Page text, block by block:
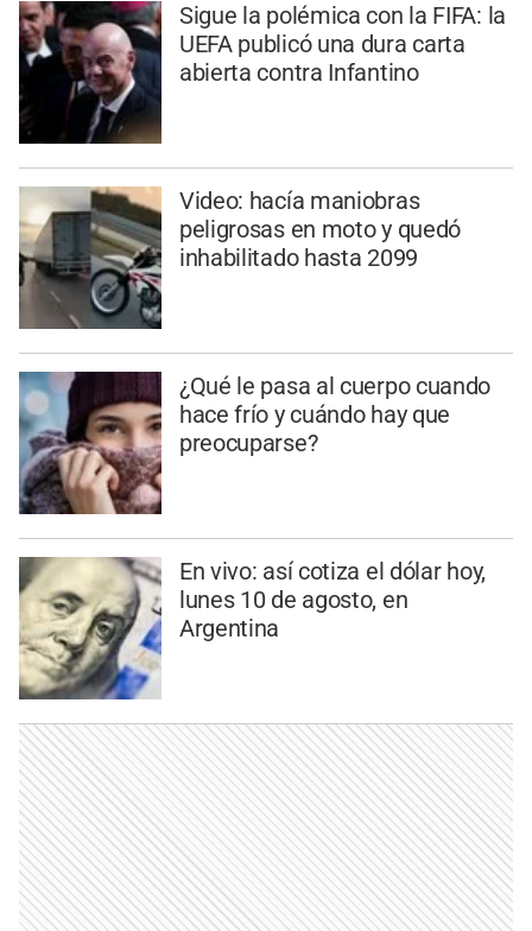
Sigue la polémica con la FIFA: la
UEFA publicó una dura carta
abierta contra Infantino
Video: hacía maniobras
peligrosas en moto y quedó
inhabilitado hasta 2099
¿Qué le pasa al cuerpo cuando
hace frío y cuándo hay que
preocuparse?
En vivo: así cotiza el dólar hoy,
lunes 10 de agosto, en
Argentina